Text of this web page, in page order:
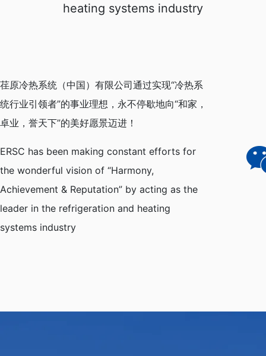
heating systems industry
荏原冷热系统（中国）有限公司通过实现“冷热系
统行业引领者”的事业理想，永不停歇地向“和家，
卓业，誉天下”的美好愿景迈进！
ERSC has been making constant efforts for
the wonderful vision of “Harmony,
Achievement & Reputation” by acting as the
leader in the refrigeration and heating
systems industry